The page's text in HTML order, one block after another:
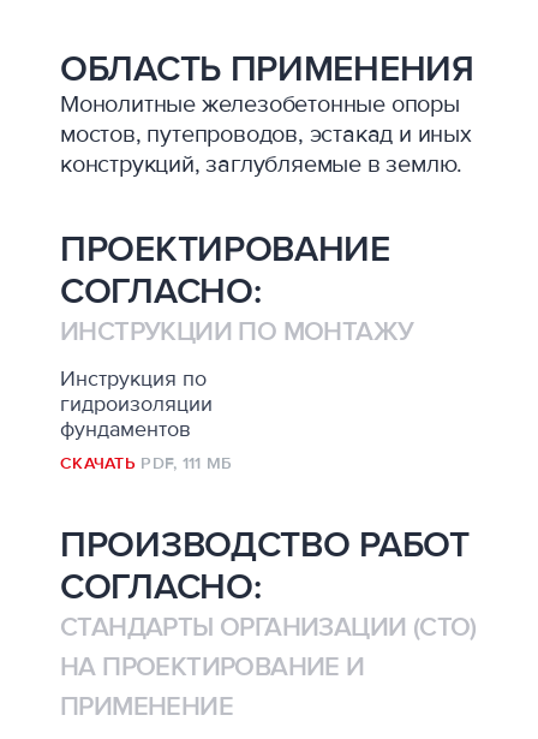
ОБЛАСТЬ ПРИМЕНЕНИЯ
Монолитные железобетонные опоры
мостов, путепроводов, эстакад и иных
конструкций, заглубляемые в землю.
ПРОЕКТИРОВАНИЕ
СОГЛАСНО:
ИНСТРУКЦИИ ПО МОНТАЖУ
Инструкция по
гидроизоляции
фундаментов
СКАЧАТЬ PDF, 111 МБ
ПРОИЗВОДСТВО РАБОТ
СОГЛАСНО:
СТАНДАРТЫ ОРГАНИЗАЦИИ (СТО)
НА ПРОЕКТИРОВАНИЕ И
ПРИМЕНЕНИЕ